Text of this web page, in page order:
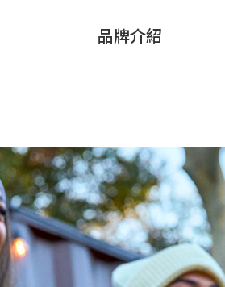
品牌介紹